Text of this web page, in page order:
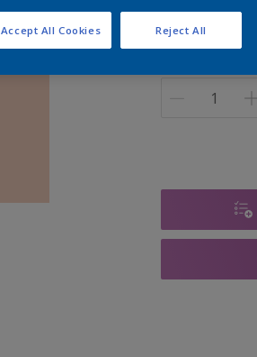
1L
Reject All
Accept All Cookies